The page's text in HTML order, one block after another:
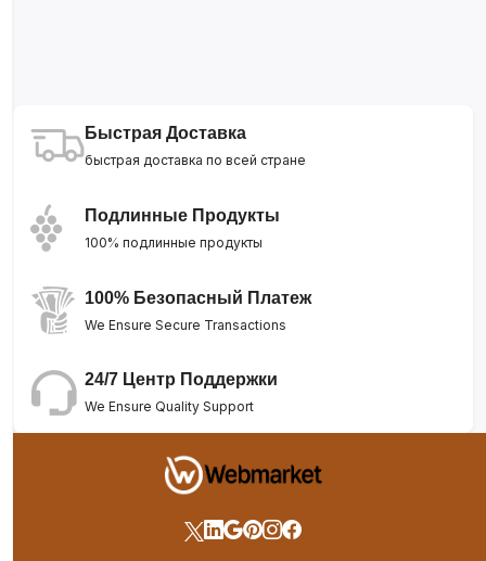
Быстрая Доставка
быстрая доставка по всей стране
Подлинные Продукты
100% подлинные продукты
100% Безопасный Платеж
We Ensure Secure Transactions
24/7 Центр Поддержки
We Ensure Quality Support